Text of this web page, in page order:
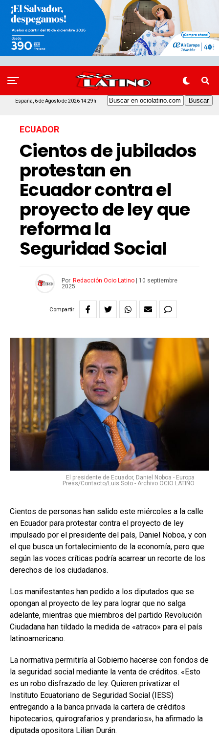
España, 6 de Agosto de 2026 14:29h
ECUADOR
Cientos de jubilados
protestan en
Ecuador contra el
proyecto de ley que
reforma la
Seguridad Social
Por Redacción Ocio Latino
10 septiembre
2025
Compartir
El presidente de Ecuador, Daniel Noboa - Europa
Press/Contacto/Luis Soto - Archivo OCIO LATINO
Cientos de personas han salido este miércoles a la calle
en Ecuador para protestar contra el proyecto de ley
impulsado por el presidente del país, Daniel Noboa, y con
el que busca un fortalecimiento de la economía, pero que
según las voces críticas podría acarrear un recorte de los
derechos de los ciudadanos.
Los manifestantes han pedido a los diputados que se
opongan al proyecto de ley para lograr que no salga
adelante, mientras que miembros del partido Revolución
Ciudadana han tildado la medida de «atraco» para el país
latinoamericano.
La normativa permitiría al Gobierno hacerse con fondos de
la seguridad social mediante la venta de créditos. «Esto
es un robo disfrazado de ley. Quieren privatizar el
Instituto Ecuatoriano de Seguridad Social (IESS)
entregando a la banca privada la cartera de créditos
hipotecarios, quirografarios y prendarios», ha afirmado la
diputada opositora Lilian Durán.